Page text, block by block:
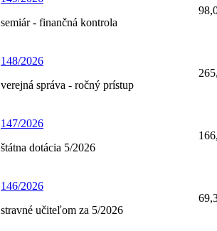
semiár - finančná kontrola
148/2026
verejná správa - ročný prístup
147/2026
štátna dotácia 5/2026
146/2026
stravné učiteľom za 5/2026